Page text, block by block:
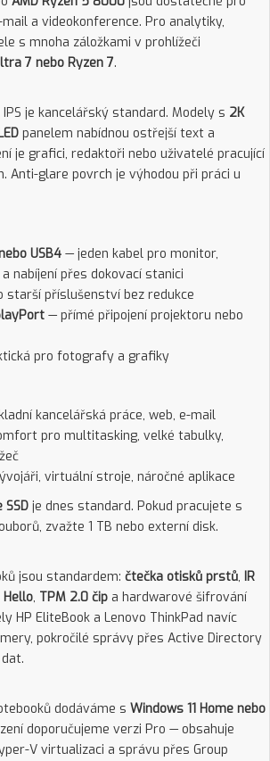
a videokonference. Pro analytiky,
s mnoha záložkami v prohlížeči
7 nebo Ryzen 7.
IPS je kancelářský standard. Modely s 2K
panelem nabídnou ostřejší text a
je grafici, redaktoři nebo uživatelé pracující
Anti-glare povrch je výhodou při práci u
USB4 — jeden kabel pro monitor,
nabíjení přes dokovací stanici
starší příslušenství bez redukce
— přímé připojení projektoru nebo
pro fotografy a grafiky
kancelářská práce, web, e-mail
pro multitasking, velké tabulky,
virtuální stroje, náročné aplikace
SSD je dnes standard. Pokud pracujete s
zvažte 1 TB nebo externí disk.
jsou standardem: čtečka otisků prstů, IR
, TPM 2.0 čip a hardwarové šifrování
HP EliteBook a Lenovo ThinkPad navíc
pokročilé správy přes Active Directory
dodáváme s Windows 11 Home nebo
doporučujeme verzi Pro — obsahuje
V virtualizaci a správu přes Group